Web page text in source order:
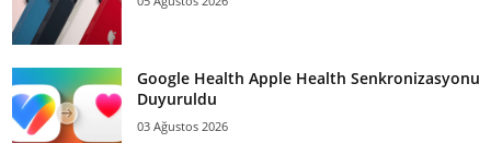
Google Health Apple Health Senkronizasyonu
Duyuruldu
03 Ağustos 2026